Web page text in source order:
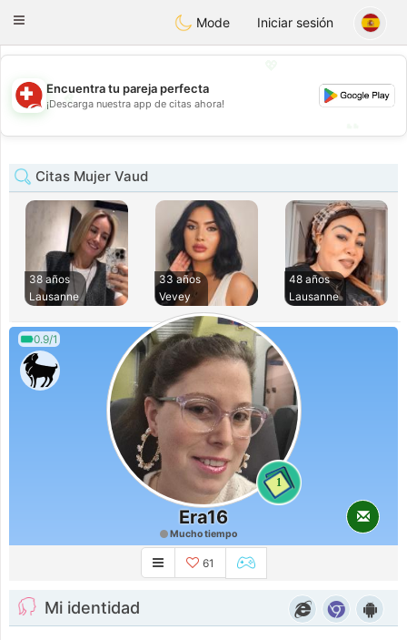
Suissi
Toggle
Mode Iniciar sesión
💖
💕
Encuentra tu pareja perfecta
¡Descarga nuestra app de citas ahora!
Citas Mujer Vaud
38 años
Lausanne
33 años
Vevey
48 años
Lausanne
0.9/1
1
Era16
Mucho tiempo
61
Mi identidad